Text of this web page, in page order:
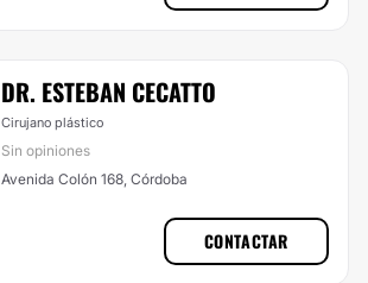
DR. ESTEBAN CECATTO
Cirujano plástico
Sin opiniones
Avenida Colón 168, Córdoba
CONTACTAR